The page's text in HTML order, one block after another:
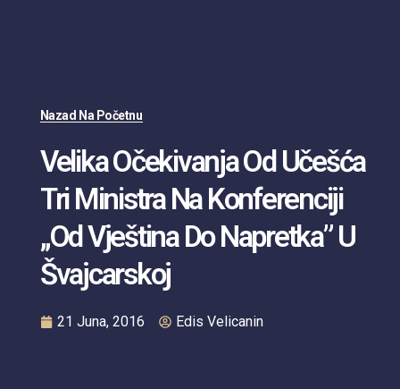
Nazad Na Početnu
Velika Očekivanja Od Učešća
Tri Ministra Na Konferenciji
„Od Vještina Do Napretka” U
Švajcarskoj
21 Juna, 2016 Edis Velicanin